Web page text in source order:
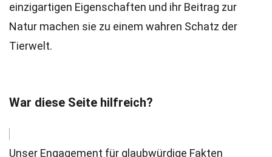
einzigartigen Eigenschaften und ihr Beitrag zur
Natur machen sie zu einem wahren Schatz der
Tierwelt.
War diese Seite hilfreich?
Unser Engagement für glaubwürdige Fakten